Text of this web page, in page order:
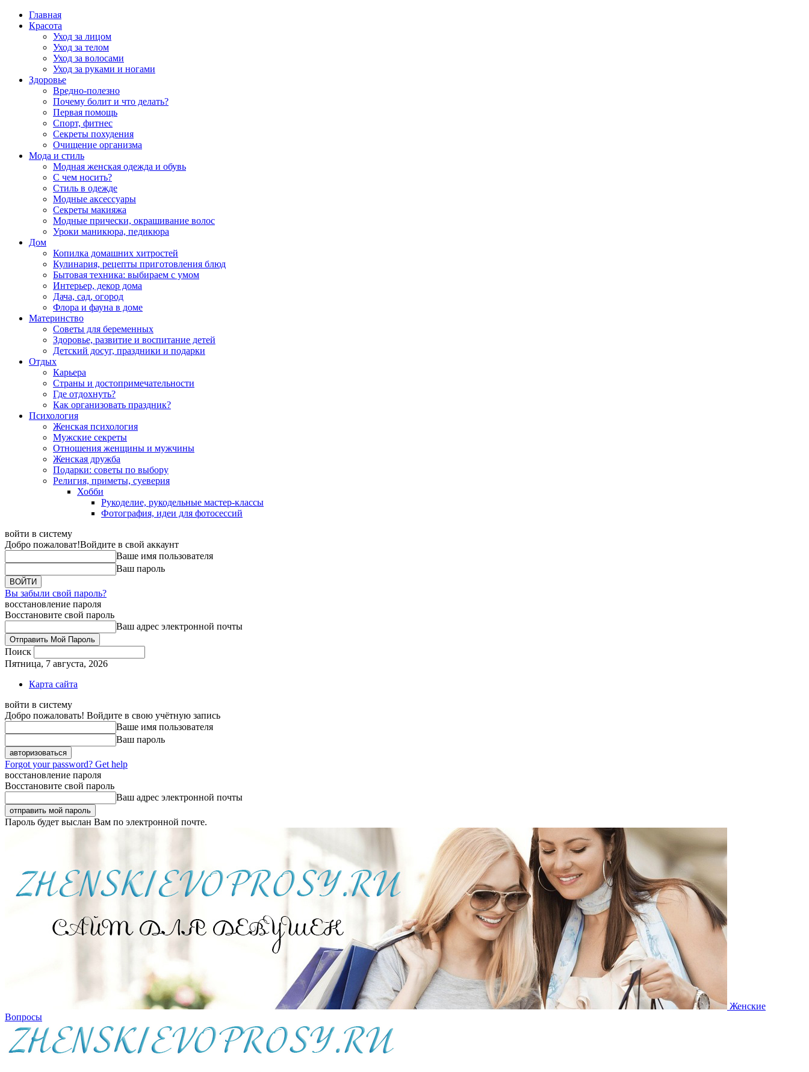
Главная
Красота
Уход за лицом
Уход за телом
Уход за волосами
Уход за руками и ногами
Здоровье
Вредно-полезно
Почему болит и что делать?
Первая помощь
Спорт, фитнес
Секреты похудения
Очищение организма
Мода и стиль
Модная женская одежда и обувь
С чем носить?
Стиль в одежде
Модные аксессуары
Секреты макияжа
Модные прически, окрашивание волос
Уроки маникюра, педикюра
Дом
Копилка домашних хитростей
Кулинария, рецепты приготовления блюд
Бытовая техника: выбираем с умом
Интерьер, декор дома
Дача, сад, огород
Флора и фауна в доме
Материнство
Советы для беременных
Здоровье, развитие и воспитание детей
Детский досуг, праздники и подарки
Отдых
Карьера
Страны и достопримечательности
Где отдохнуть?
Как организовать праздник?
Психология
Женская психология
Мужские секреты
Отношения женщины и мужчины
Женская дружба
Подарки: советы по выбору
Религия, приметы, суеверия
Хобби
Рукоделие, рукодельные мастер-классы
Фотография, идеи для фотосессий
войти в систему
Добро пожаловат!Войдите в свой аккаунт
Ваше имя пользователя
Ваш пароль
Вы забыли свой пароль?
восстановление пароля
Восстановите свой пароль
Ваш адрес электронной почты
Поиск
Пятница, 7 августа, 2026
Карта сайта
войти в систему
Добро пожаловать! Войдите в свою учётную запись
Ваше имя пользователя
Ваш пароль
Forgot your password? Get help
восстановление пароля
Восстановите свой пароль
Ваш адрес электронной почты
Пароль будет выслан Вам по электронной почте.
Женские
Вопросы